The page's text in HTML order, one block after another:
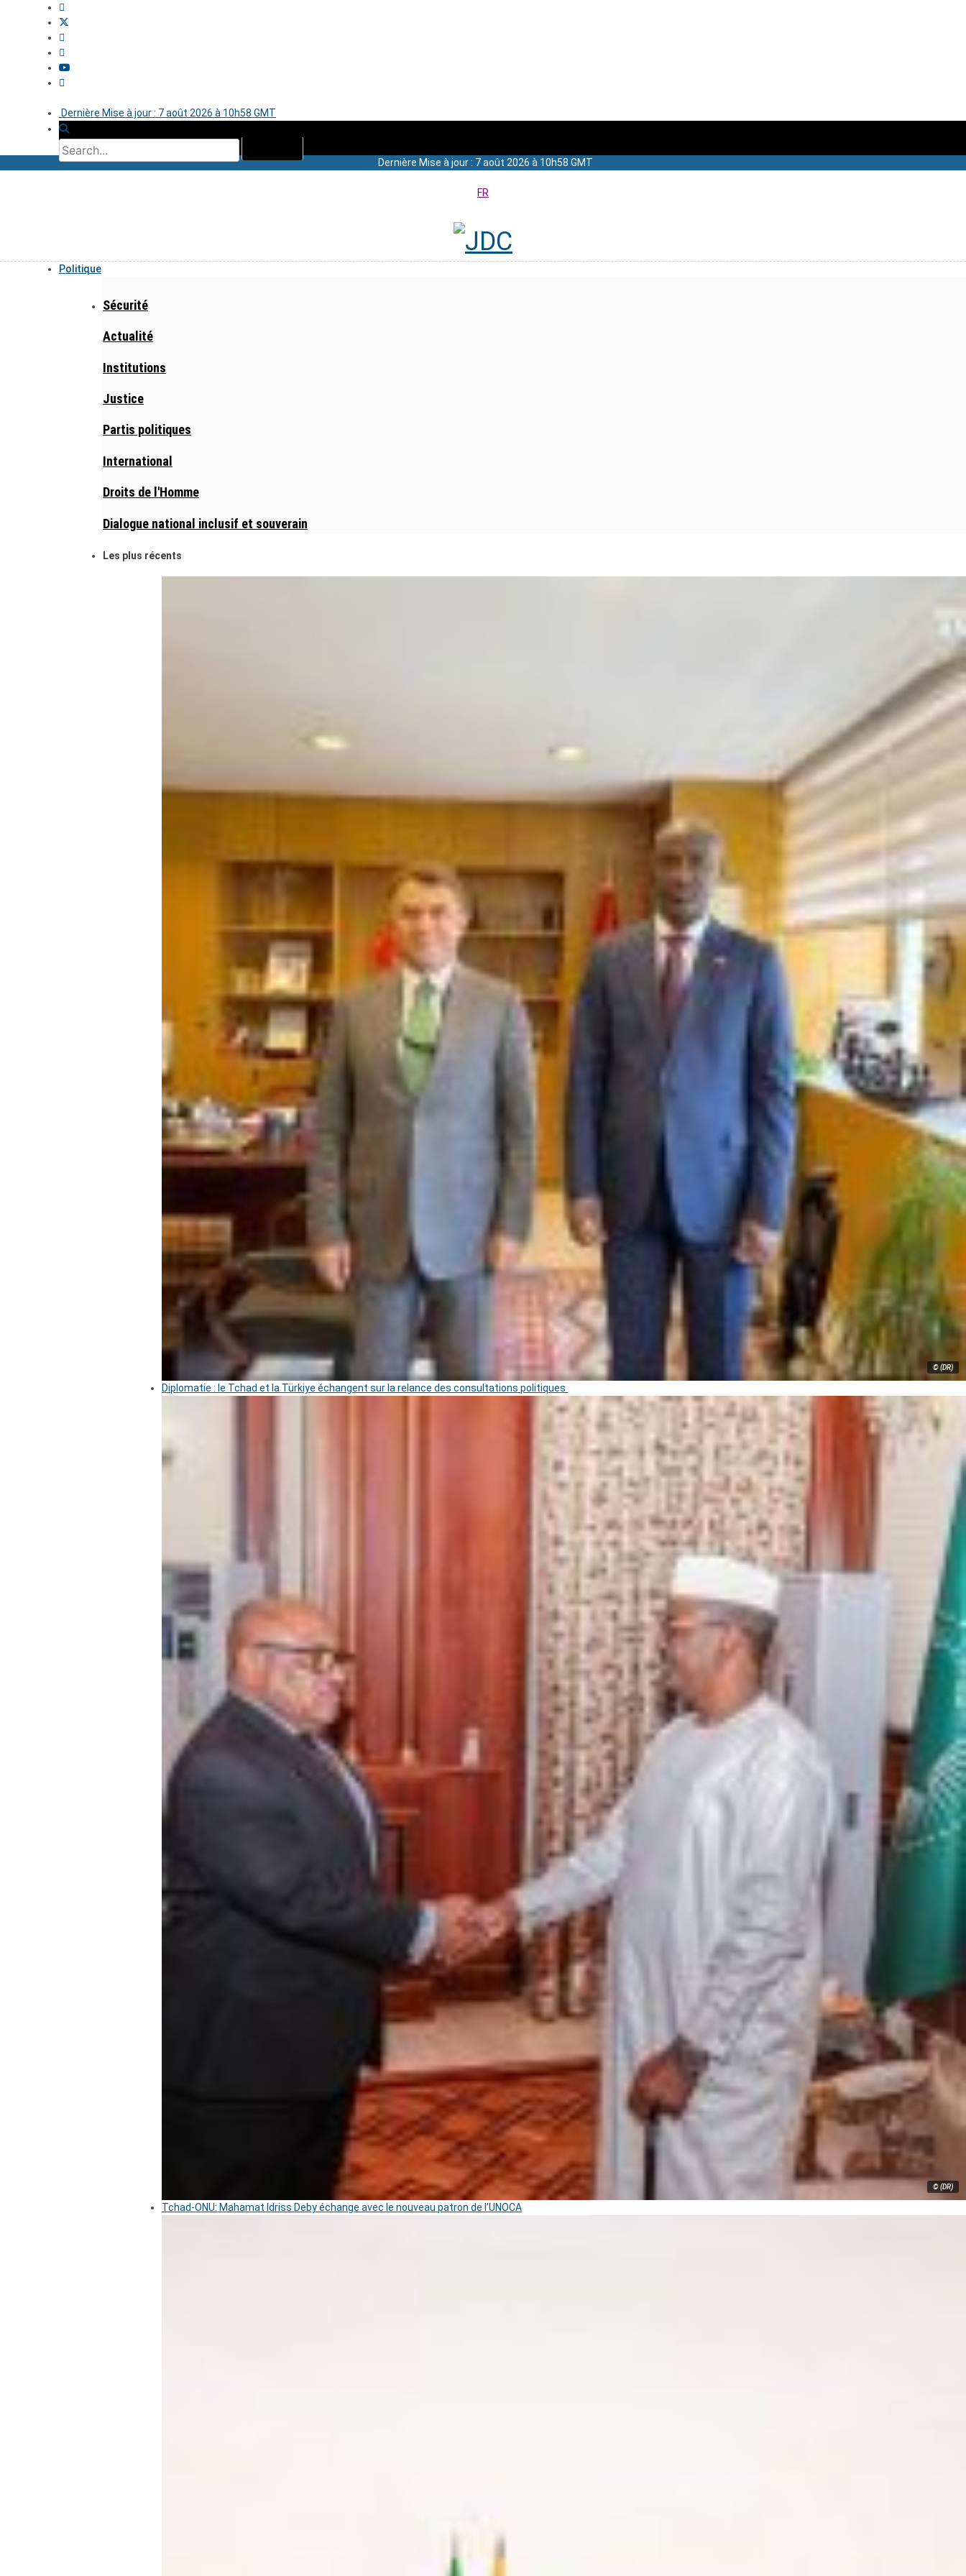
Dernière Mise à jour : 7 août 2026 à 10h58 GMT
Dernière Mise à jour : 7 août 2026 à 10h58 GMT
FR
Politique
Sécurité
Actualité
Institutions
Justice
Partis politiques
International
Droits de l'Homme
Dialogue national inclusif et souverain
Les plus récents
© (DR)
Diplomatie : le Tchad et la Türkiye échangent sur la relance des consultations politiques
© (DR)
Tchad-ONU: Mahamat Idriss Deby échange avec le nouveau patron de l’UNOCA